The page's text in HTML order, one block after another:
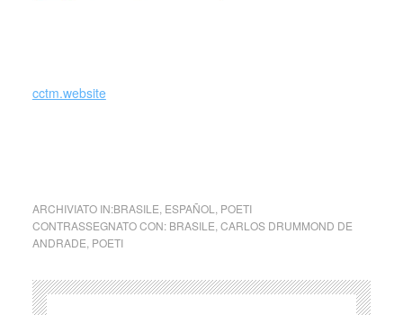
cctm.website
ARCHIVIATO IN:BRASILE ESPAÑOL
POETI
CONTRASSEGNATO CON: BRASILE CARLOS DRUMMOND DE
ANDRADE POETI